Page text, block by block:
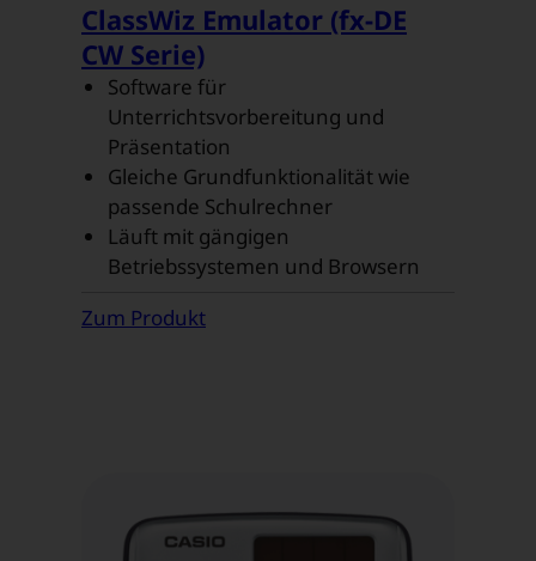
ClassWiz Emulator (fx-DE
CW Serie)
Software für
Unterrichtsvorbereitung und
Präsentation
Gleiche Grundfunktionalität wie
passende Schulrechner
Läuft mit gängigen
Betriebssystemen und Browsern
Zum Produkt